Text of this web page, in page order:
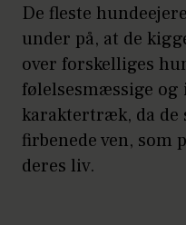
De fleste
under på, at de
over forskelliges
følelsesmæssige
karaktertræk, da de
firbenede ven, som
deres liv.